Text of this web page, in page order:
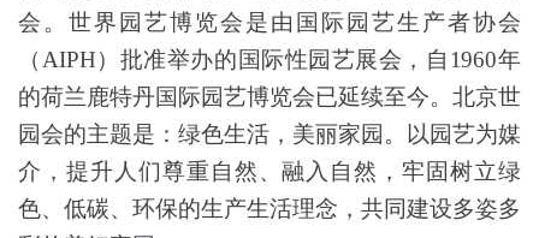
会。世界园艺博览会是由国际园艺生产者协会
（AIPH）批准举办的国际性园艺展会，自1960年
的荷兰鹿特丹国际园艺博览会已延续至今。北京世
园会的主题是：绿色生活，美丽家园。以园艺为媒
介，提升人们尊重自然、融入自然，牢固树立绿
色、低碳、环保的生产生活理念，共同建设多姿多